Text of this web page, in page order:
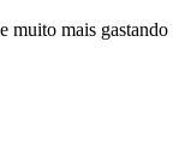
mais